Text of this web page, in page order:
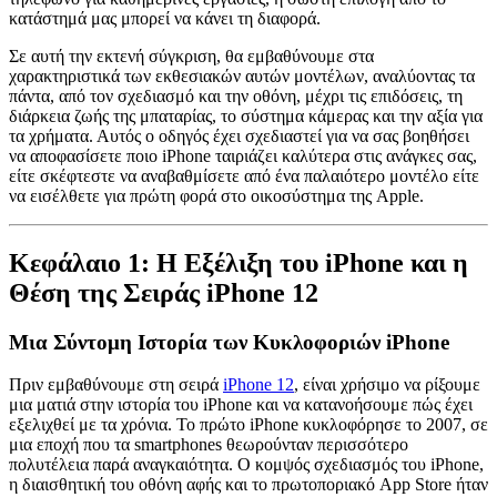
κατάστημά μας μπορεί να κάνει τη διαφορά.
Σε αυτή την εκτενή σύγκριση, θα εμβαθύνουμε στα
χαρακτηριστικά των εκθεσιακών αυτών μοντέλων, αναλύοντας τα
πάντα, από τον σχεδιασμό και την οθόνη, μέχρι τις επιδόσεις, τη
διάρκεια ζωής της μπαταρίας, το σύστημα κάμερας και την αξία για
τα χρήματα. Αυτός ο οδηγός έχει σχεδιαστεί για να σας βοηθήσει
να αποφασίσετε ποιο iPhone ταιριάζει καλύτερα στις ανάγκες σας,
είτε σκέφτεστε να αναβαθμίσετε από ένα παλαιότερο μοντέλο είτε
να εισέλθετε για πρώτη φορά στο οικοσύστημα της Apple.
Κεφάλαιο 1: Η Εξέλιξη του iPhone και η
Θέση της Σειράς iPhone 12
Μια Σύντομη Ιστορία των Κυκλοφοριών iPhone
Πριν εμβαθύνουμε στη σειρά iPhone 12, είναι χρήσιμο να ρίξουμε
μια ματιά στην ιστορία του iPhone και να κατανοήσουμε πώς έχει
εξελιχθεί με τα χρόνια. Το πρώτο iPhone κυκλοφόρησε το 2007, σε
μια εποχή που τα smartphones θεωρούνταν περισσότερο
πολυτέλεια παρά αναγκαιότητα. Ο κομψός σχεδιασμός του iPhone,
η διαισθητική του οθόνη αφής και το πρωτοποριακό App Store ήταν